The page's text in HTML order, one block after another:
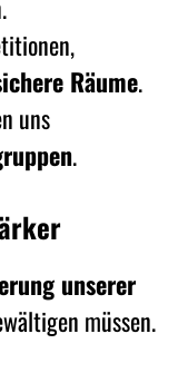
Räume.
uns
.
unserer
müssen.